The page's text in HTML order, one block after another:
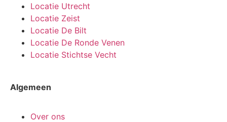
Locatie Utrecht
Locatie Zeist
Locatie De Bilt
Locatie De Ronde Venen
Locatie Stichtse Vecht
Algemeen
Over ons